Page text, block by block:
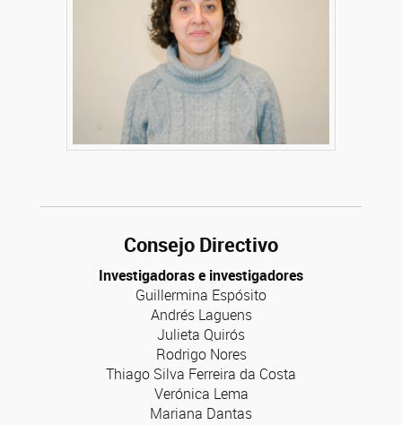
Consejo Directivo
Investigadoras e investigadores
Guillermina Espósito
Andrés Laguens
Julieta Quirós
Rodrigo Nores
Thiago Silva Ferreira da Costa
Verónica Lema
Mariana Dantas